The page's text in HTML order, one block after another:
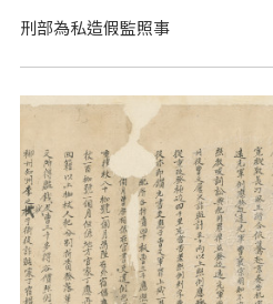
刑部為私造假監照事